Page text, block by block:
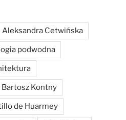
Aleksandra Cetwińska
podwodna
Bartosz Kontny
de Huarmey